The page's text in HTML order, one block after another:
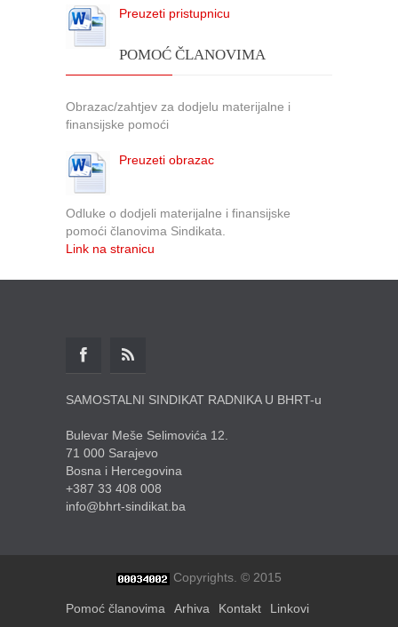
Preuzeti pristupnicu
POMOĆ ČLANOVIMA
Obrazac/zahtjev za dodjelu materijalne i
finansijske pomoći
Preuzeti obrazac
Odluke o dodjeli materijalne i finansijske
pomoći članovima Sindikata.
Link na stranicu
SAMOSTALNI SINDIKAT RADNIKA U BHRT-u
Bulevar Meše Selimovića 12.
71 000 Sarajevo
Bosna i Hercegovina
+387 33 408 008
info@bhrt-sindikat.ba
Copyrights. © 2015
Pomoć članovima Arhiva Kontakt Linkovi